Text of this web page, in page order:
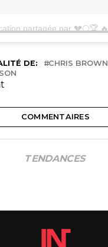
DE:
CHRIS BROWN
COMMENTAIRES
TENDANCES